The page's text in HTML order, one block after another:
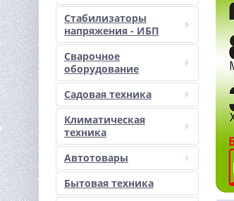
Стабилизаторы
напряжения - ИБП
Сварочное
оборудование
Садовая техника
Климатическая
техника
Автотовары
Бытовая техника